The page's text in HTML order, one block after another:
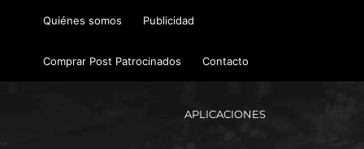
Quiénes somos Publicidad
Comprar Post Patrocinados Contacto
APLICACIONES